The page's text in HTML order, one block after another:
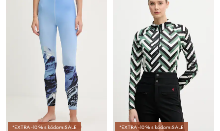
*EXTRA -10 % s kódom:SALE *EXTRA -10 % s kódom:SALE